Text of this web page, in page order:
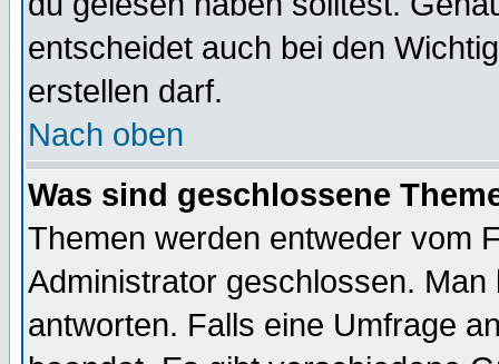
entscheidet auch bei den
erstellen darf.
Nach oben
Was sind geschlossene
Themen werden entweder vom
Administrator geschlossen.
antworten. Falls eine Umfrage